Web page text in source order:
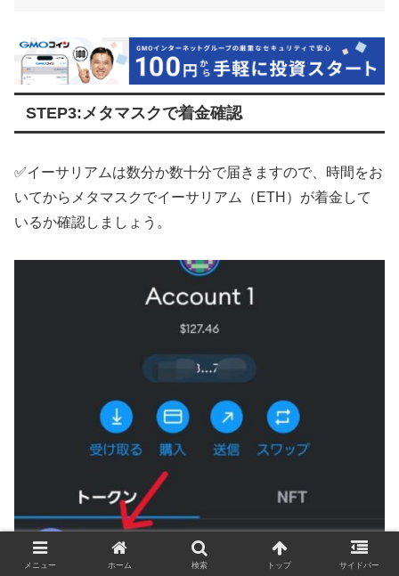
STEP3:メタマスクで着金確認
✅イーサリアムは数分か数十分で届きますので、時間をお
いてからメタマスクでイーサリアム（ETH）が着金して
いるか確認しましょう。
メニュー ホーム 検索 トップ サイドバー